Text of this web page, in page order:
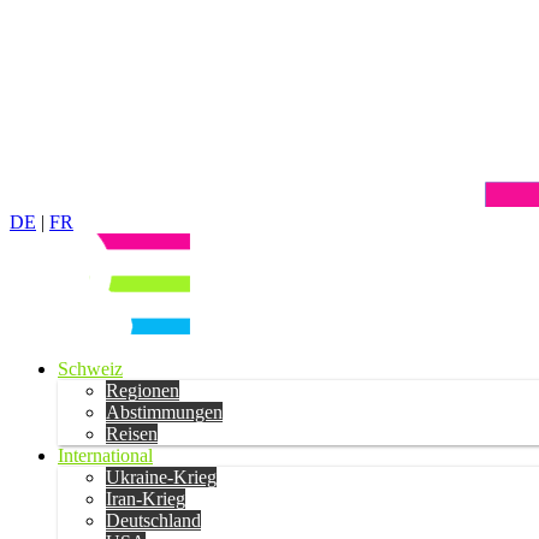
DE | FR
Schweiz
Regionen
Abstimmungen
Reisen
International
Ukraine-Krieg
Iran-Krieg
Deutschland